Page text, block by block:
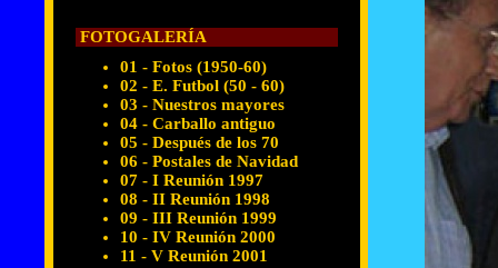
FOTOGALERÍA
01 - Fotos (1950-60)
02 - E. Futbol (50 - 60)
03 - Nuestros mayores
04 - Carballo antiguo
05 - Después de los 70
06 - Postales de Navidad
07 - I Reunión 1997
08 - II Reunión 1998
09 - III Reunión 1999
10 - IV Reunión 2000
11 - V Reunión 2001